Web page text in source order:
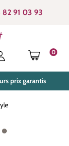
91 03 93
0
LE
prix garantis